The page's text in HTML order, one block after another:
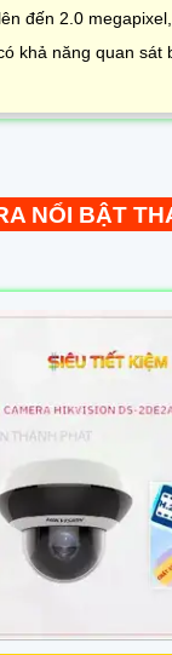
đến 2.0
khả năng quan sát
NỔI BẬT